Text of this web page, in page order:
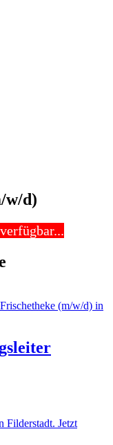
w/d)